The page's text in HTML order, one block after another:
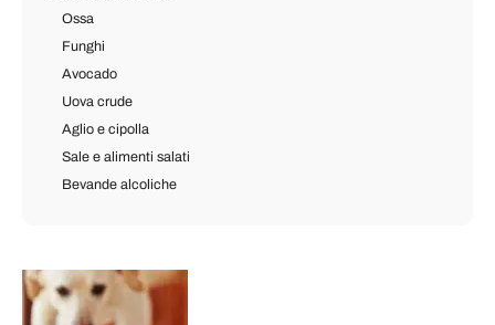
Ossa
Funghi
Avocado
Uova crude
Aglio e cipolla
Sale e alimenti salati
Bevande alcoliche